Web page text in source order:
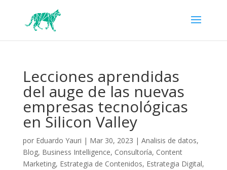
Lecciones aprendidas
del auge de las nuevas
empresas tecnológicas
en Silicon Valley
por Eduardo Yauri | Mar 30, 2023 | Analisis de datos,
Blog, Business Intelligence, Consultoría, Content
Marketing, Estrategia de Contenidos, Estrategia Digital,